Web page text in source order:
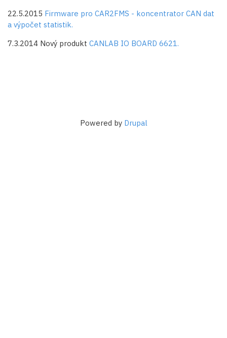
22.5.2015 Firmware pro CAR2FMS - koncentrator CAN dat
a výpočet statistik.
7.3.2014 Nový produkt CANLAB IO BOARD 6621.
Powered by Drupal